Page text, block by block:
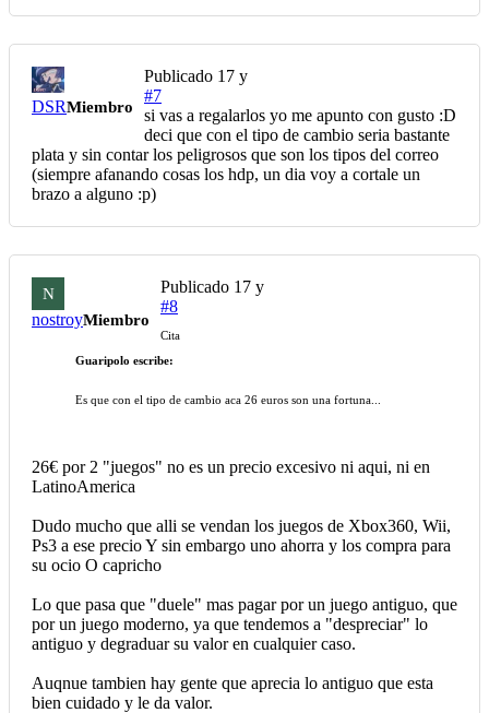
DSRMiembro
Publicado 17 y
#7
si vas a regalarlos yo me apunto con gusto :D
deci que con el tipo de cambio seria bastante
plata y sin contar los peligrosos que son los tipos del correo
(siempre afanando cosas los hdp, un dia voy a cortale un
brazo a alguno :p)
N
nostroyMiembro
Publicado 17 y
#8
Cita
Guaripolo escribe:
Es que con el tipo de cambio aca 26 euros son una fortuna...
26€ por 2 "juegos" no es un precio excesivo ni aqui, ni en
LatinoAmerica
Dudo mucho que alli se vendan los juegos de Xbox360, Wii,
Ps3 a ese precio Y sin embargo uno ahorra y los compra para
su ocio O capricho
Lo que pasa que "duele" mas pagar por un juego antiguo, que
por un juego moderno, ya que tendemos a "despreciar" lo
antiguo y degraduar su valor en cualquier caso.
Auqnue tambien hay gente que aprecia lo antiguo que esta
bien cuidado y le da valor.